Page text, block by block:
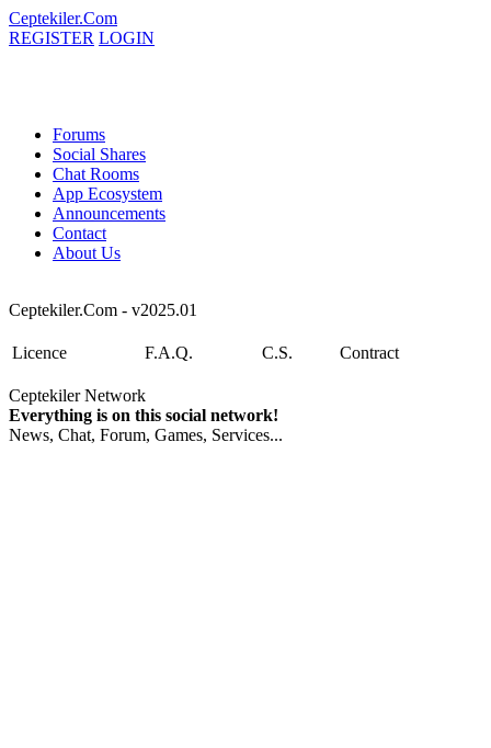
Ceptekiler.Com
REGISTER LOGIN
Forums
Social Shares
Chat Rooms
App Ecosystem
Announcements
Contact
About Us
Ceptekiler.Com - v2025.01
Licence F.A.Q. C.S. Contract
Ceptekiler Network
Everything is on this social network!
News, Chat, Forum, Games, Services...